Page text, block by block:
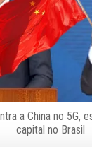
a China no 5G,
capital no Brasil